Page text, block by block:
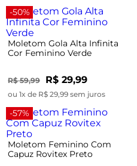
-50%
Moletom Gola Alta Infinita
Cor Feminino Verde
R$ 59,99 R$ 29,99
ou 1x de R$ 29,99 sem juros
-57%
Moletom Feminino Com
Capuz Rovitex Preto